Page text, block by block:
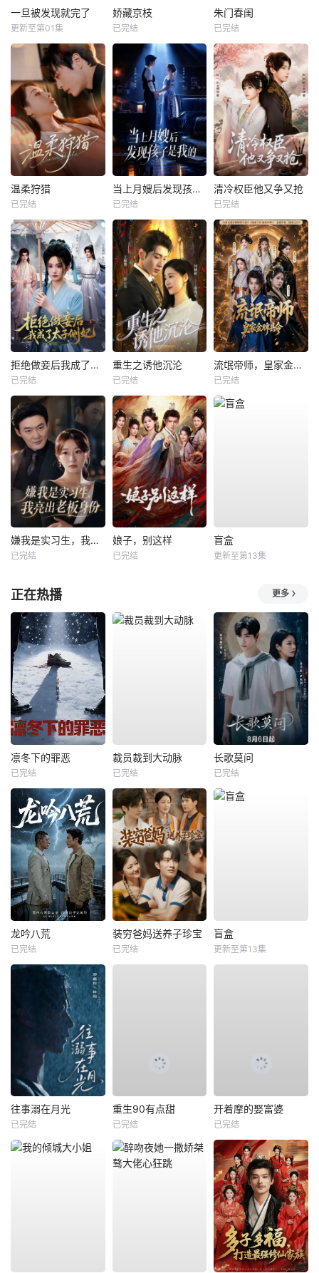
一旦被发现就完了
更新至第01集
娇藏京枝
已完结
朱门春闺
已完结
温柔狩猎
已完结
当上月嫂后发现孩子是我的
已完结
清冷权臣他又争又抢
已完结
拒绝做妾后我成了太子侧妃
已完结
重生之诱他沉沦
已完结
流氓帝师，皇家金牌县令
已完结
嫌我是实习生，我亮出老板身份
已完结
娘子，别这样
已完结
盲盒
更新至第13集
正在热播 更多
凛冬下的罪恶
已完结
裁员裁到大动脉
已完结
长歌莫问
已完结
龙吟八荒
已完结
装穷爸妈送养子珍宝
已完结
盲盒
更新至第13集
往事溺在月光
已完结
重生90有点甜
已完结
开着摩的娶富婆
已完结